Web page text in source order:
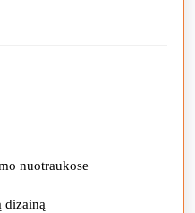
nuotraukose
dizainą